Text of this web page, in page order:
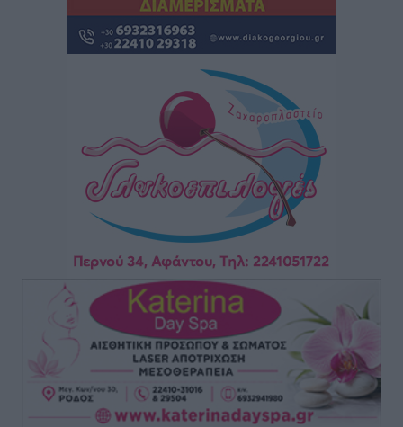
Τα φοιτητικά ενοίκια «τινάζουν στον αέρα» τους
οικογενειακούς προϋπολογισμούς
Ειδήσεις• πριν 9 ώρες
Δύο νέοι ξενώνες παραδόθηκαν στις Ένοπλες
Δυνάμεις στη νήσο Ρω
Τοπικές Ειδήσεις• πριν 9 ώρες
Συνεχίζεται η έξοδος του Αυγούστου – Πάνω από
34.000 αναχωρούν σήμερα μόνο από τον Πειραιά
πριν 10 ώρες
Μόνιμες θέσεις στους παιδικούς σταθμούς: Οι
προϋποθέσεις, η 24μηνη εμπειρία και οι προθεσμίες
για τους δήμους
Τοπικές Ειδήσεις• πριν 10 ώρες
Δεύτερη πηγή εισοδήματος για τους επαγγελματίες
ψαράδες ο αλιευτικός τουρισμός